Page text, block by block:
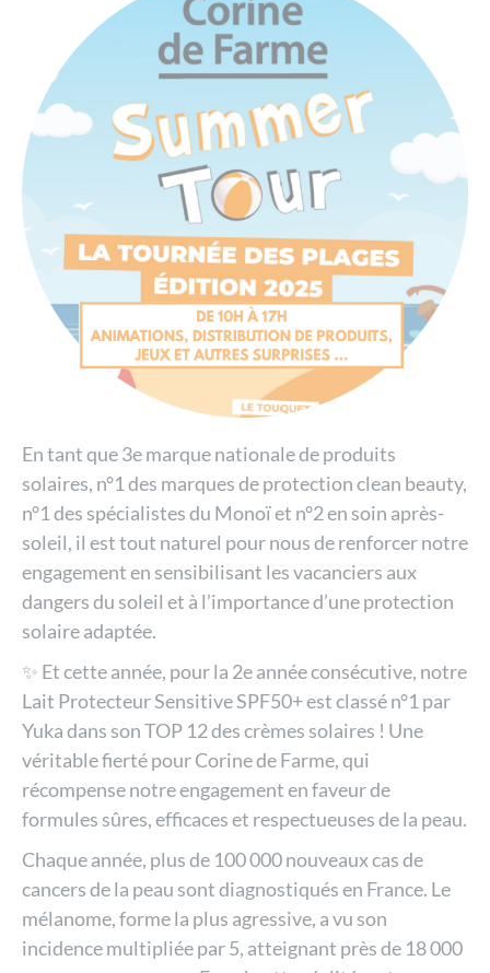
En tant que 3e marque nationale de produits
solaires, n°1 des marques de protection clean beauty,
n°1 des spécialistes du Monoï et n°2 en soin après-
soleil, il est tout naturel pour nous de renforcer notre
engagement en sensibilisant les vacanciers aux
dangers du soleil et à l’importance d’une protection
solaire adaptée.
✨ Et cette année, pour la 2e année consécutive, notre
Lait Protecteur Sensitive SPF50+ est classé n°1 par
Yuka dans son TOP 12 des crèmes solaires ! Une
véritable fierté pour Corine de Farme, qui
récompense notre engagement en faveur de
formules sûres, efficaces et respectueuses de la peau.
Chaque année, plus de 100 000 nouveaux cas de
cancers de la peau sont diagnostiqués en France. Le
mélanome, forme la plus agressive, a vu son
incidence multipliée par 5, atteignant près de 18 000